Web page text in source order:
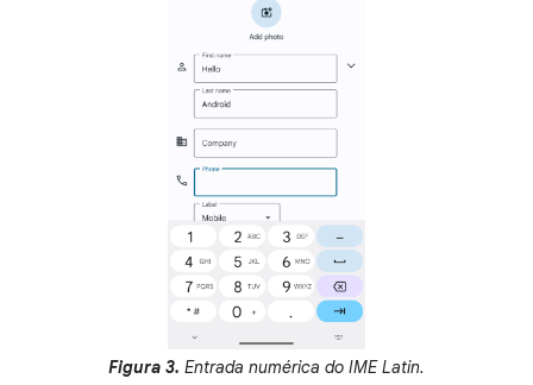
Figura 3. Entrada numérica do IME Latin.